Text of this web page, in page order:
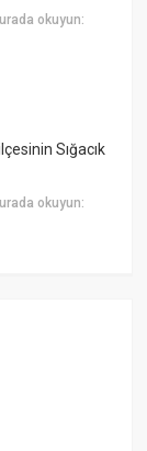
okuyun:
Sığacık
okuyun: